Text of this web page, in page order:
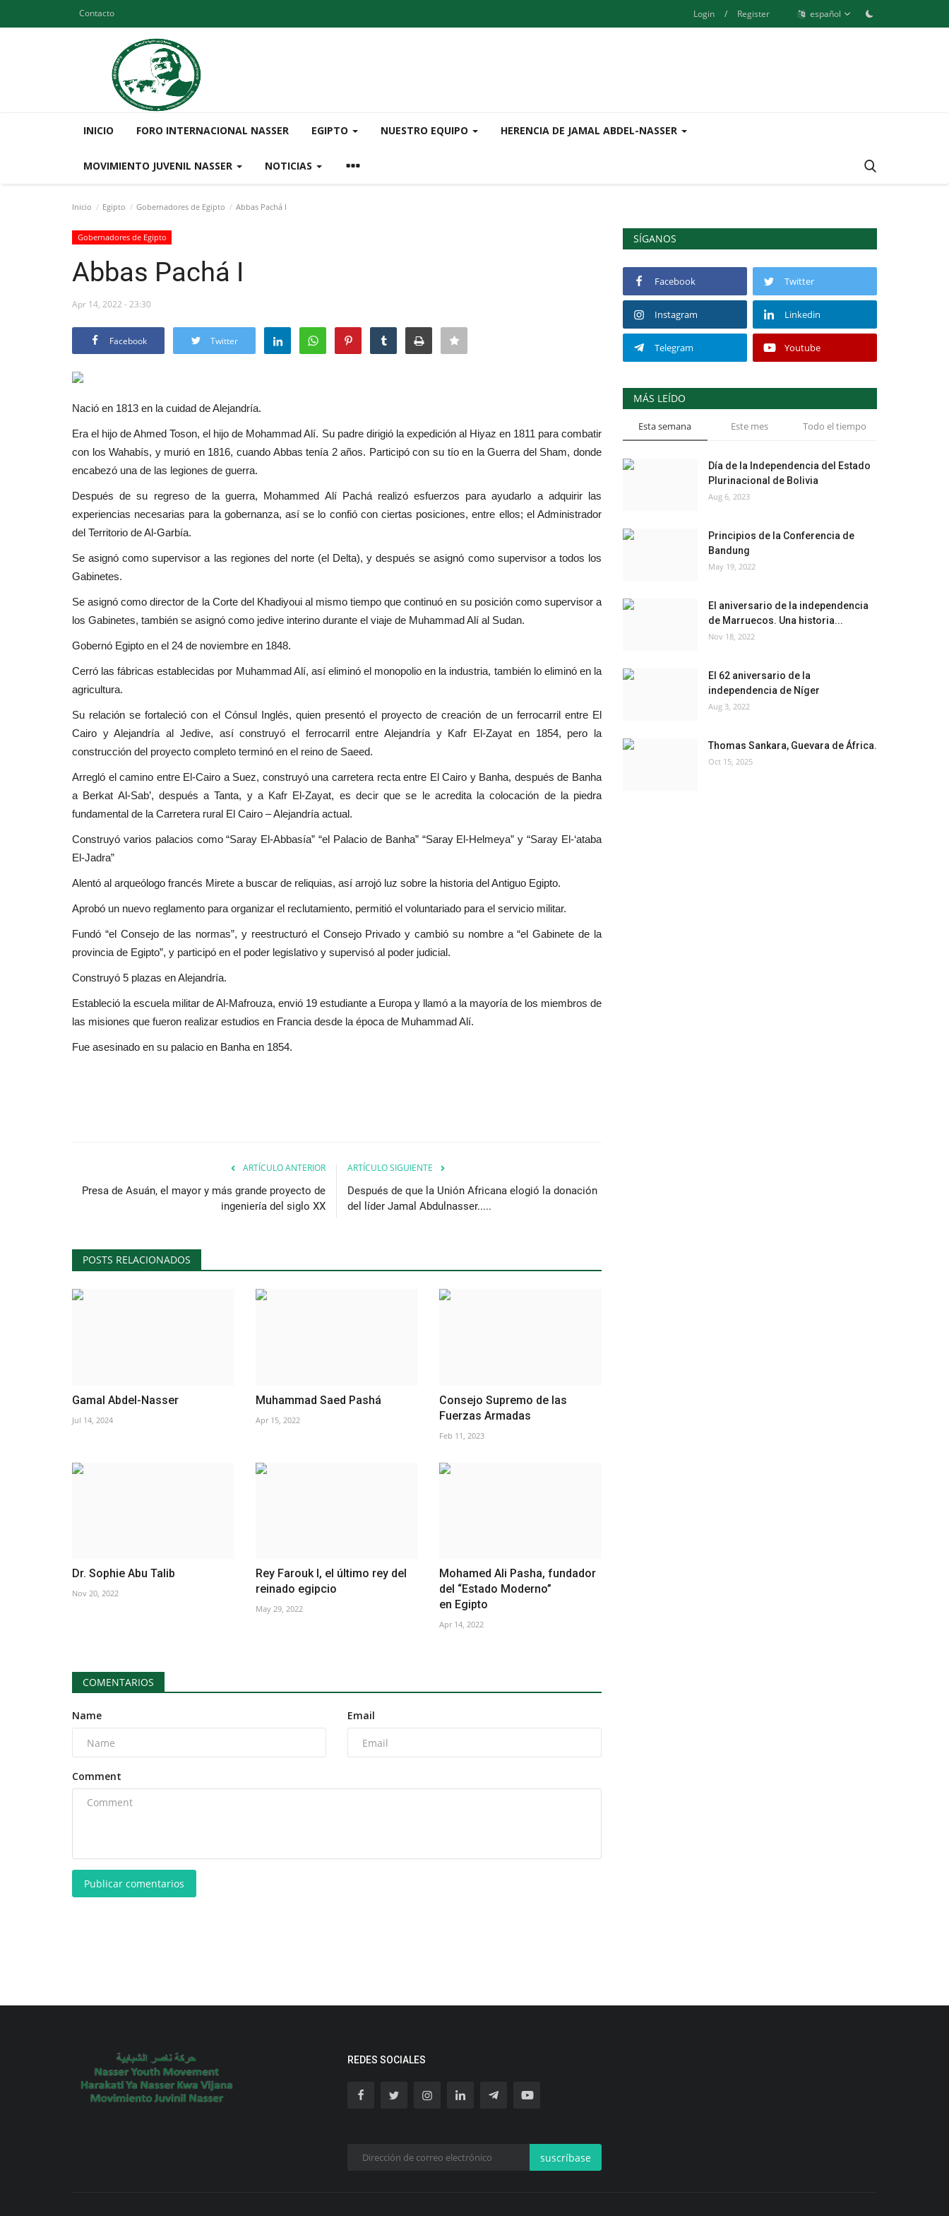
Contacto Login / Register español
INICIO FORO INTERNACIONAL NASSER EGIPTO NUESTRO EQUIPO HERENCIA DE JAMAL ABDEL-NASSER
MOVIMIENTO JUVENIL NASSER NOTICIAS
Inicio Egipto Gobernadores de Egipto Abbas Pachá I
Gobernadores de Egipto
Abbas Pachá I
Apr 14, 2022 - 23:30
Facebook Twitter
Nació en 1813 en la cuidad de Alejandría.
Era el hijo de Ahmed Toson, el hijo de Mohammad Alí. Su padre dirigió la expedición al Hiyaz en 1811 para combatir
con los Wahabís, y murió en 1816, cuando Abbas tenía 2 años. Participó con su tío en la Guerra del Sham, donde
encabezó una de las legiones de guerra.
Después de su regreso de la guerra, Mohammed Alí Pachá realizó esfuerzos para ayudarlo a adquirir las
experiencias necesarias para la gobernanza, así se lo confió con ciertas posiciones, entre ellos; el Administrador
del Territorio de Al-Garbía.
Se asignó como supervisor a las regiones del norte (el Delta), y después se asignó como supervisor a todos los
Gabinetes.
Se asignó como director de la Corte del Khadiyoui al mismo tiempo que continuó en su posición como supervisor a
los Gabinetes, también se asignó como jedive interino durante el viaje de Muhammad Alí al Sudan.
Gobernó Egipto en el 24 de noviembre en 1848.
Cerró las fábricas establecidas por Muhammad Alí, así eliminó el monopolio en la industria, también lo eliminó en la
agricultura.
Su relación se fortaleció con el Cónsul Inglés, quien presentó el proyecto de creación de un ferrocarril entre El
Cairo y Alejandría al Jedive, así construyó el ferrocarril entre Alejandría y Kafr El-Zayat en 1854, pero la
construcción del proyecto completo terminó en el reino de Saeed.
Arregló el camino entre El-Cairo a Suez, construyó una carretera recta entre El Cairo y Banha, después de Banha
a Berkat Al-Sab’, después a Tanta, y a Kafr El-Zayat, es decir que se le acredita la colocación de la piedra
fundamental de la Carretera rural El Cairo – Alejandría actual.
Construyó varios palacios como “Saray El-Abbasía” “el Palacio de Banha” “Saray El-Helmeya” y “Saray El-‘ataba
El-Jadra”
Alentó al arqueólogo francés Mirete a buscar de reliquias, así arrojó luz sobre la historia del Antiguo Egipto.
Aprobó un nuevo reglamento para organizar el reclutamiento, permitió el voluntariado para el servicio militar.
Fundó “el Consejo de las normas”, y reestructuró el Consejo Privado y cambió su nombre a “el Gabinete de la
provincia de Egipto”, y participó en el poder legislativo y supervisó al poder judicial.
Construyó 5 plazas en Alejandría.
Estableció la escuela militar de Al-Mafrouza, envió 19 estudiante a Europa y llamó a la mayoría de los miembros de
las misiones que fueron realizar estudios en Francia desde la época de Muhammad Alí.
Fue asesinado en su palacio en Banha en 1854.
ARTÍCULO ANTERIOR
Presa de Asuán, el mayor y más grande proyecto de
ingeniería del siglo XX
ARTÍCULO SIGUIENTE
Después de que la Unión Africana elogió la donación
del líder Jamal Abdulnasser.....
POSTS RELACIONADOS
Gamal Abdel-Nasser
Jul 14, 2024
Muhammad Saed Pashá
Apr 15, 2022
Consejo Supremo de las
Fuerzas Armadas
Feb 11, 2023
Dr. Sophie Abu Talib
Nov 20, 2022
Rey Farouk I, el último rey del
reinado egipcio
May 29, 2022
Mohamed Ali Pasha, fundador
del “Estado Moderno”
en Egipto
Apr 14, 2022
COMENTARIOS
Name Email
Comment
Publicar comentarios
SÍGANOS
Facebook Twitter
Instagram Linkedin
Telegram Youtube
MÁS LEÍDO
Esta semana Este mes Todo el tiempo
Día de la Independencia del Estado
Plurinacional de Bolivia
Aug 6, 2023
Principios de la Conferencia de
Bandung
May 19, 2022
El aniversario de la independencia
de Marruecos. Una historia...
Nov 18, 2022
El 62 aniversario de la
independencia de Níger
Aug 3, 2022
Thomas Sankara, Guevara de África.
Oct 15, 2025
REDES SOCIALES
suscríbase